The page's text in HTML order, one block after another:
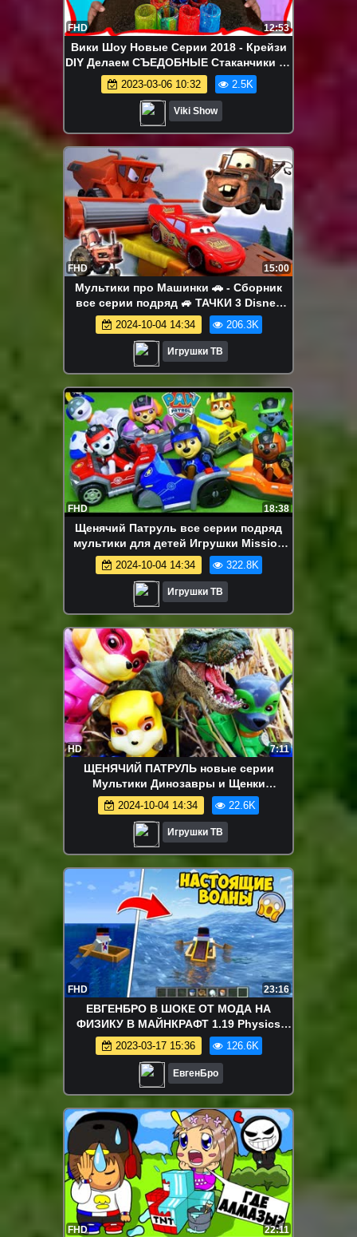
FHD 12:53
Вики Шоу Новые Серии 2018 - Крейзи
DIY Делаем СЪЕДОБНЫЕ Стаканчики из
Конфет Edible Cups Challeng / Вики
Шоу
2023-03-06 10:32 2.5K
Viki Show
FHD 15:00
Мультики про Машинки 🚗 - Сборник
все серии подряд 🚙 ТАЧКИ 3 Disney
Cars 3 #машинки Маквин и Мэтр
2024-10-04 14:34 206.3K
Игрушки ТВ
FHD 18:38
Щенячий Патруль все серии подряд
мультики для детей Игрушки Mission
PAW Мультфильмы Paw Patrol Toys
2024-10-04 14:34 322.8K
Игрушки ТВ
HD 7:11
ЩЕНЯЧИЙ ПАТРУЛЬ новые серии
Мультики Динозавры и Щенки
Мультфильм для детей Игрушки Paw
Patrol
2024-10-04 14:34 22.6K
Игрушки ТВ
FHD 23:16
ЕВГЕНБРО В ШОКЕ ОТ МОДА НА
ФИЗИКУ В МАЙНКРАФТ 1.19 Physics
mod ДЕВУШКА ВИДЕО ТРОЛЛИНГ
MINECRAFT
2023-03-17 15:36 126.6K
ЕвгенБро
FHD 22:11